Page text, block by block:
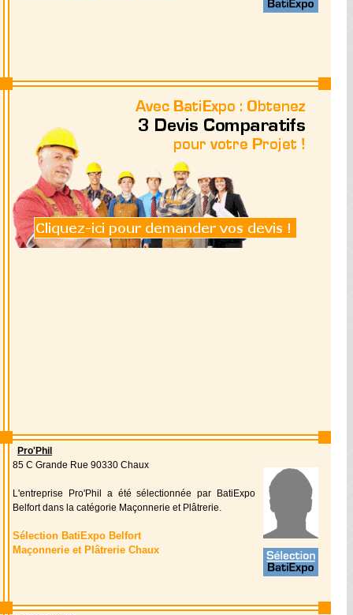
Pro'Phil
85 C Grande Rue 90330 Chaux
L'entreprise Pro'Phil a été sélectionnée par BatiExpo
Belfort dans la catégorie Maçonnerie et Plâtrerie.
Sélection BatiExpo Belfort
Maçonnerie et Plâtrerie Chaux